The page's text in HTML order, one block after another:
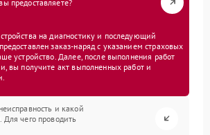
предоставляете?
на диагностику и последующий
заказ-наряд с указанием страховых
устройство. Далее, после выполнения работ
вы получите акт выполненных работ и
и какой
чего проводить